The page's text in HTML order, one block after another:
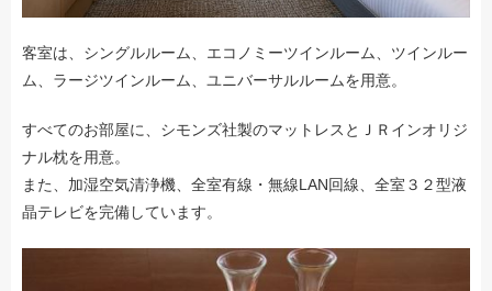
客室は、シングルルーム、エコノミーツインルーム、ツインルー
ム、ラージツインルーム、ユニバーサルルームを用意。
すべてのお部屋に、シモンズ社製のマットレスとＪＲインオリジ
ナル枕を用意。
また、加湿空気清浄機、全室有線・無線LAN回線、全室３２型液
晶テレビを完備しています。